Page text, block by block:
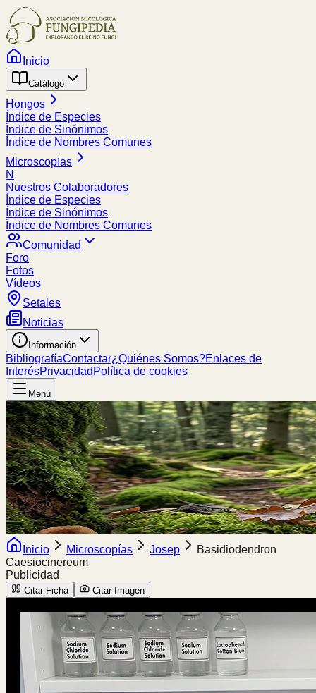
Inicio
Catálogo
Hongos
Índice de Especies
Índice de Sinónimos
Índice de Nombres Comunes
Microscopías
N
Nuestros Colaboradores
Índice de Especies
Índice de Sinónimos
Índice de Nombres Comunes
Comunidad
Foro
Fotos
Vídeos
Setales
Noticias
Información
BibliografíaContactar¿Quiénes Somos?Enlaces de
InterésPrivacidad Política de cookies
Menú
Inicio Microscopías Josep
Basidiodendron
Caesiocinereum
Publicidad
Citar Ficha Citar Imagen